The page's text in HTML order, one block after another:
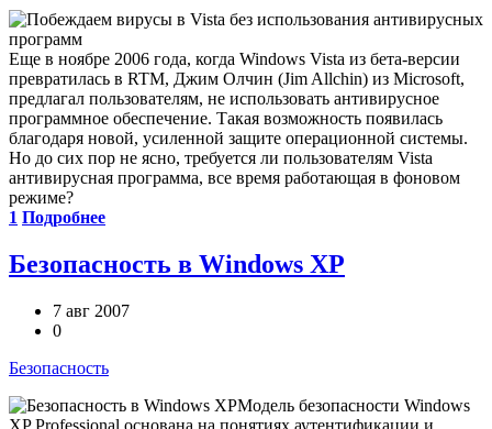
Еще в ноябре 2006 года, когда Windows Vista из бета-версии
превратилась в RTM, Джим Олчин (Jim Allchin) из Microsoft,
предлагал пользователям, не использовать антивирусное
программное обеспечение. Такая возможность появилась
благодаря новой, усиленной защите операционной системы.
Но до сих пор не ясно, требуется ли пользователям Vista
антивирусная программа, все время работающая в фоновом
режиме?
1 Подробнее
Безопасность в Windows XP
7 авг 2007
0
Безопасность
Модель безопасности Windows
XP Professional основана на понятиях аутентификации и